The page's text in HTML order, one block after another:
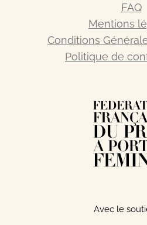
FAQ
Mentions
Conditions
Politique de
Avec le